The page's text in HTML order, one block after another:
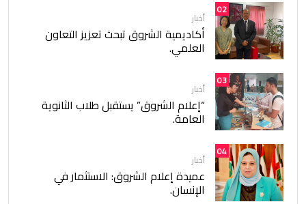
02
أخبار
أكاديمية الشروق تبحث تعزيز التعاون
العلمي.
03
أخبار
“إعلام الشروق” يستقبل طلاب الثانوية
العامة.
04
أخبار
عميدة إعلام الشروق: الاستثمار في
الإنسان.